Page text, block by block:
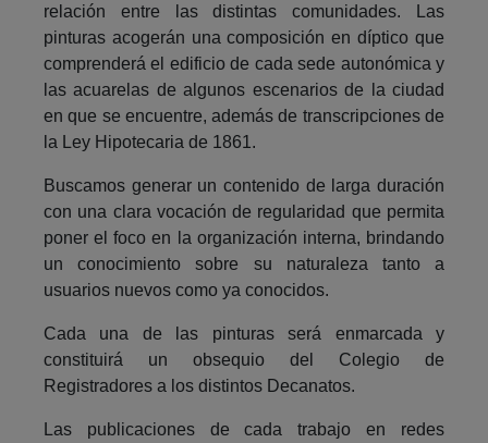
relación entre las distintas comunidades. Las
pinturas acogerán una composición en díptico que
comprenderá el edificio de cada sede autonómica y
las acuarelas de algunos escenarios de la ciudad
en que se encuentre, además de transcripciones de
la Ley Hipotecaria de 1861.
Buscamos generar un contenido de larga duración
con una clara vocación de regularidad que permita
poner el foco en la organización interna, brindando
un conocimiento sobre su naturaleza tanto a
usuarios nuevos como ya conocidos.
Cada una de las pinturas será enmarcada y
constituirá un obsequio del Colegio de
Registradores a los distintos Decanatos.
Las publicaciones de cada trabajo en redes